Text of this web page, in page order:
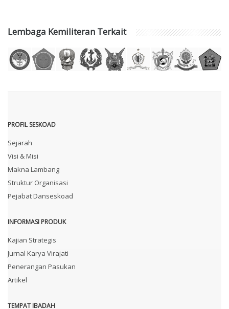
Lembaga Kemiliteran Terkait
PROFIL SESKOAD
Sejarah
Visi & Misi
Makna Lambang
Struktur Organisasi
Pejabat Danseskoad
INFORMASI PRODUK
Kajian Strategis
Jurnal Karya Virajati
Penerangan Pasukan
Artikel
TEMPAT IBADAH